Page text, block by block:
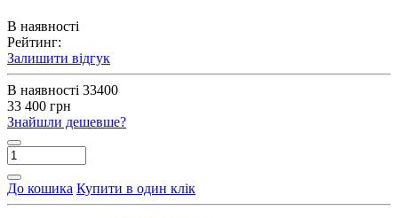
В наявності
Рейтинг:
Залишити відгук
В наявності 33400
33 400 грн
Знайшли дешевше?
До кошика Купити в один клік